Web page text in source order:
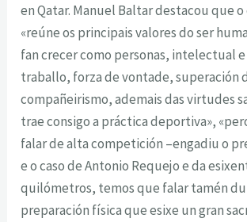
en Qatar. Manuel Baltar destacou que
«reúne os principais valores do ser
fan crecer como personas, intelectual
traballo, forza de vontade, superación
compañeirismo, ademais das virtudes
trae consigo a práctica deportiva»,
falar de alta competición –engadiu o
e o caso de Antonio Requejo e da
quilómetros, temos que falar tamén
preparación física que esixe un gran